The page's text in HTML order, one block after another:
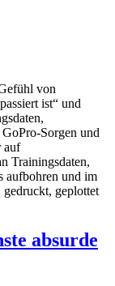
von
ist“ und
Sorgen und
auf
Trainingsdaten,
aufbohren und im
geplottet
absurde